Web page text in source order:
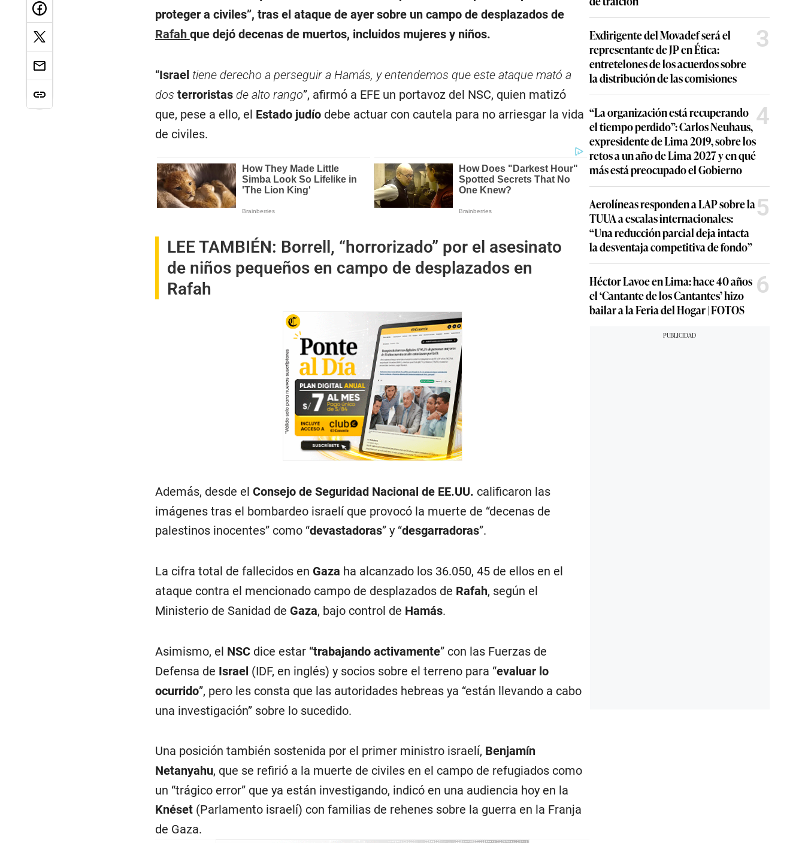
proteger a civiles”, tras el ataque de ayer sobre un campo de desplazados de
Rafah que dejó decenas de muertos, incluidos mujeres y niños.
“Israel tiene derecho a perseguir a Hamás, y entendemos que este ataque mató a
dos terroristas de alto rango”, afirmó a EFE un portavoz del NSC, quien matizó
que, pese a ello, el Estado judío debe actuar con cautela para no arriesgar la vida
de civiles.
LEE TAMBIÉN: Borrell, “horrorizado” por el asesinato
de niños pequeños en campo de desplazados en
Rafah
Además, desde el Consejo de Seguridad Nacional de EE.UU. calificaron las
imágenes tras el bombardeo israelí que provocó la muerte de “decenas de
palestinos inocentes” como “devastadoras” y “desgarradoras”.
La cifra total de fallecidos en Gaza ha alcanzado los 36.050, 45 de ellos en el
ataque contra el mencionado campo de desplazados de Rafah, según el
Ministerio de Sanidad de Gaza, bajo control de Hamás.
Asimismo, el NSC dice estar “trabajando activamente” con las Fuerzas de
Defensa de Israel (IDF, en inglés) y socios sobre el terreno para “evaluar lo
ocurrido”, pero les consta que las autoridades hebreas ya “están llevando a cabo
una investigación” sobre lo sucedido.
Una posición también sostenida por el primer ministro israelí, Benjamín
Netanyahu, que se refirió a la muerte de civiles en el campo de refugiados como
un “trágico error” que ya están investigando, indicó en una audiencia hoy en la
Knéset (Parlamento israelí) con familias de rehenes sobre la guerra en la Franja
de Gaza.
Exdirigente del Movadef será el
representante de JP en Ética:
entretelones de los acuerdos sobre
la distribución de las comisiones
3
“La organización está recuperando
el tiempo perdido”: Carlos Neuhaus,
expresidente de Lima 2019, sobre los
retos a un año de Lima 2027 y en qué
más está preocupado el Gobierno
4
Aerolíneas responden a LAP sobre la
TUUA a escalas internacionales:
“Una reducción parcial deja intacta
la desventaja competitiva de fondo”
5
Héctor Lavoe en Lima: hace 40 años
el ‘Cantante de los Cantantes’ hizo
bailar a la Feria del Hogar | FOTOS
6